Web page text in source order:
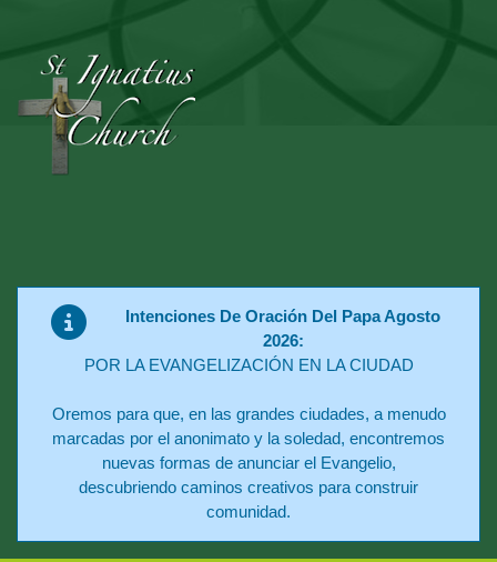
Intenciones De Oración Del Papa Agosto
2026:
POR LA EVANGELIZACIÓN EN LA CIUDAD
Oremos para que, en las grandes ciudades, a menudo
marcadas por el anonimato y la soledad, encontremos
nuevas formas de anunciar el Evangelio,
descubriendo caminos creativos para construir
comunidad.